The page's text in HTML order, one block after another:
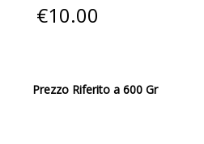
€10.00
Prezzo Riferito a 600 Gr